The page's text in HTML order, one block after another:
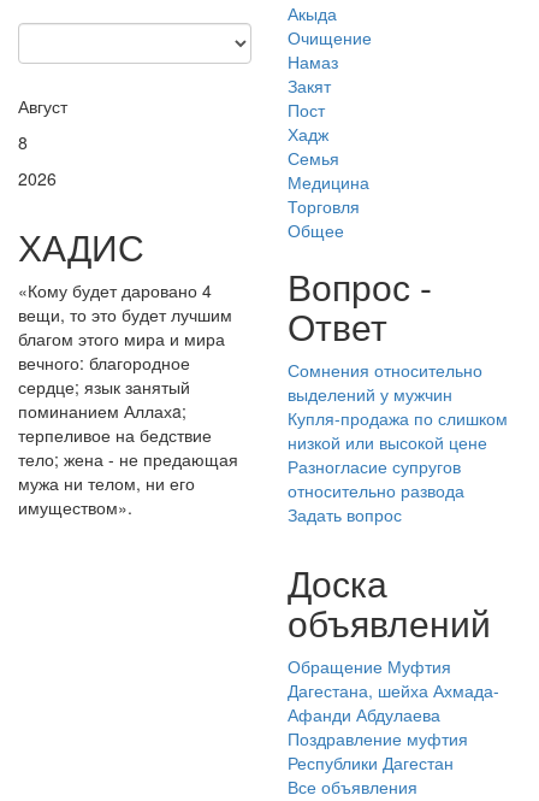
Август
8
2026
ХАДИС
«Кому будет даровано 4
вещи, то это будет лучшим
благом этого мира и мира
вечного: благородное
сердце; язык занятый
поминанием Аллахa;
терпеливое на бедствие
тело; жена - не предающая
мужа ни телом, ни его
имуществом».
Акыда
Очищение
Намаз
Закят
Пост
Хадж
Семья
Медицина
Торговля
Общее
Вопрос -
Ответ
Сомнения относительно
выделений у мужчин
Купля-продажа по слишком
низкой или высокой цене
Разногласие супругов
относительно развода
Задать вопрос
Доска
объявлений
Обращение Муфтия
Дагестана, шейха Ахмада-
Афанди Абдулаева
Поздравление муфтия
Республики Дагестан
Все объявления